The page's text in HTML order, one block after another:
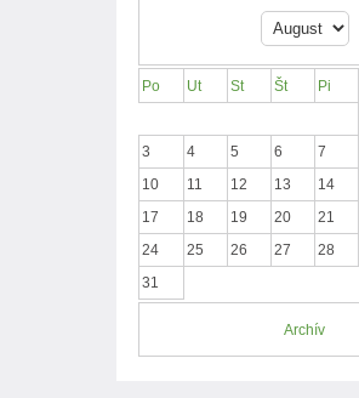
Po Ut St Št Pi
3
4 5 6 7
10
11 12 13 14
17
18 19 20 21
24
25 26 27 28
31
Archív